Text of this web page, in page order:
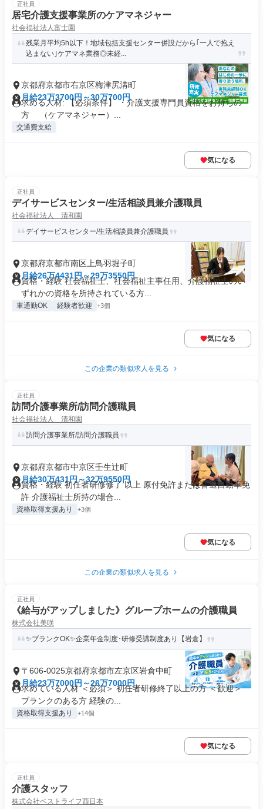
正社員
居宅介護支援事業所のケアマネジャー
社会福祉法人富士園
残業月平均5h以下！地域包括支援センター併設だから｢一人で抱え
込まない｣ケアマネ業務◎未経...
京都府京都市右京区梅津尻溝町
月給23万3700円～30万700円
求める人材: 【必須条件】 ・介護支援専門員資格をお持ちの
方 （ケアマネジャー）...
交通費支給
気になる
正社員
デイサービスセンター/生活相談員兼介護職員
社会福祉法人 清和園
デイサービスセンター/生活相談員兼介護職員
京都府京都市南区上鳥羽堀子町
月給26万4431円～29万3550円
資格・経験 社会福祉士、社会福祉主事任用、介護福祉士のい
ずれかの資格を所持されている方...
車通勤OK 経験者歓迎 +3個
気になる
この企業の類似求人を見る
正社員
訪問介護事業所/訪問介護職員
社会福祉法人 清和園
訪問介護事業所/訪問介護職員
京都府京都市中京区壬生辻町
月給30万431円～32万9550円
資格・経験 初任者研修修了 以上 原付免許または普通自動車免
許 介護福祉士所持の場合...
資格取得支援あり +3個
気になる
この企業の類似求人を見る
正社員
《給与がアップしました》グループホームの介護職員
株式会社美咲
✨ブランクOK✨企業年金制度･研修受講制度あり【岩倉】
〒606-0025京都府京都市左京区岩倉中町
月給23万7000円～26万7000円
求めている人材 ＜必須＞ 初任者研修終了以上の方 ＜歓迎＞
ブランクのある方 経験の...
資格取得支援あり +14個
気になる
正社員
介護スタッフ
株式会社ベストライフ西日本